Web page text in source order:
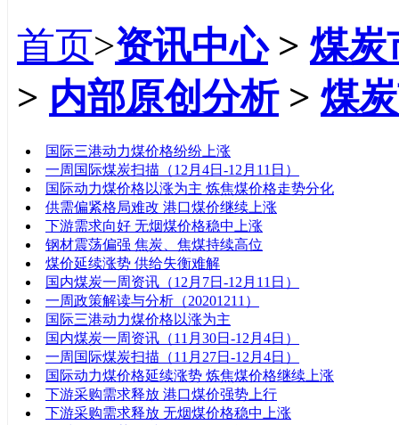
首页>资讯中心> 煤炭
> 内部原创分析> 煤
国际三港动力煤价格纷纷上涨
一周国际煤炭扫描（12月4日-12月11日）
国际动力煤价格以涨为主 炼焦煤价格走势分化
供需偏紧格局难改 港口煤价继续上涨
下游需求向好 无烟煤价格稳中上涨
钢材震荡偏强 焦炭、焦煤持续高位
煤价延续涨势 供给失衡难解
国内煤炭一周资讯（12月7日-12月11日）
一周政策解读与分析（20201211）
国际三港动力煤价格以涨为主
国内煤炭一周资讯（11月30日-12月4日）
一周国际煤炭扫描（11月27日-12月4日）
国际动力煤价格延续涨势 炼焦煤价格继续上涨
下游采购需求释放 港口煤价强势上行
下游采购需求释放 无烟煤价格稳中上涨